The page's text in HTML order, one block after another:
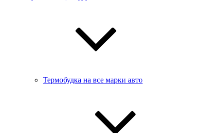
Термобудка на все марки авто